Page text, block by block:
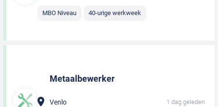
MBO Niveau 40-urige werkweek
Metaalbewerker
Venlo 1 dag geleden